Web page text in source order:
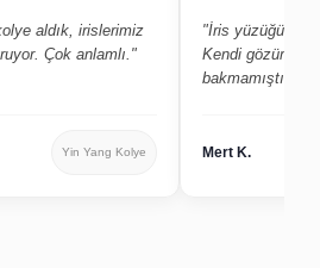
aldık, irislerimiz
Çok anlamlı."
Yin Yang Kolye
"İris yüzüğümün
Kendi gözüme
bakmamıştım."
Mert K.